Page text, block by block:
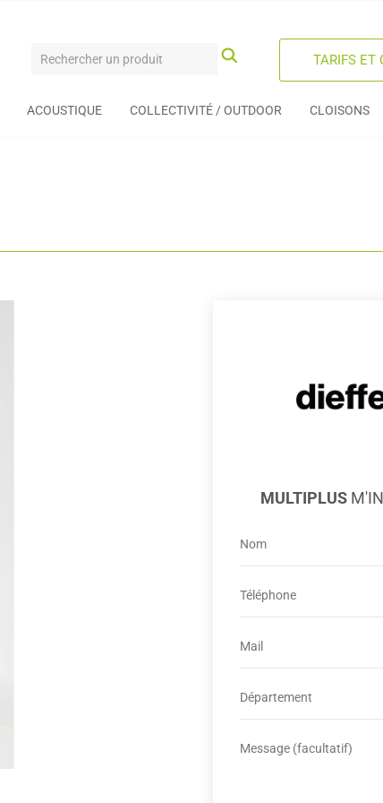
TARIFS ET
ACOUSTIQUE COLLECTIVITÉ / OUTDOOR CLOISONS
MULTIPLUS